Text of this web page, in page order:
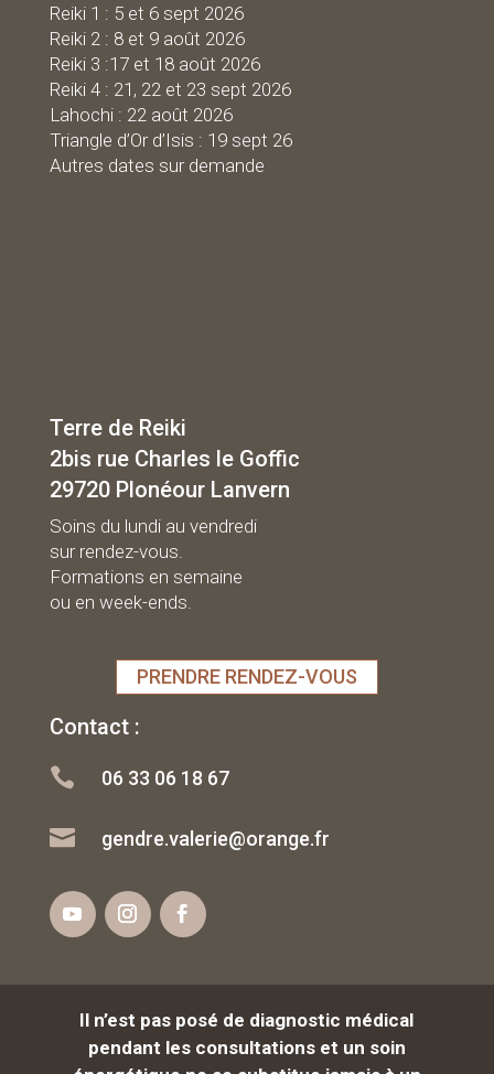
Reiki 1 : 5 et 6 sept 2026
Reiki 2 : 8 et 9 août 2026
Reiki 3 :17 et 18 août 2026
Reiki 4 : 21, 22 et 23 sept 2026
Lahochi : 22 août 2026
Triangle d’Or d’Isis : 19 sept 26
Autres dates sur demande
Terre de Reiki
2bis rue Charles le Goffic
29720 Plonéour Lanvern
Soins du lundi au vendredi
sur rendez-vous.
Formations en semaine
ou en week-ends.
PRENDRE RENDEZ-VOUS
Contact :
 06 33 06 18 67
 gendre.valerie@orange.fr
Il n’est pas posé de diagnostic médical
pendant les consultations et un soin